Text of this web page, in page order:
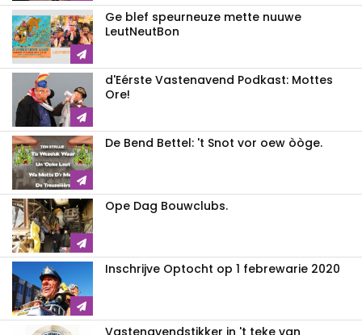
Ge blef speurneuze mette nuuwe
LeutNeutBon
d'Eérste Vastenavend Podkast: Mottes
Ore!
De Bend Bettel: 't Snot vor oew òòge.
Ope Dag Bouwclubs.
Inschrijve Optocht op 1 febrewarie 2020